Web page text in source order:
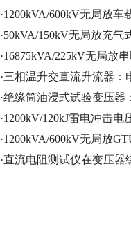
·1200kVA/600kV无局放
·50kVA/150kV无局放充气
·16875kVA/225kV无局放
·三相温升交直流升流器：
·绝缘筒油浸式试验变压器
·1200kV/120kJ雷电冲击
·1200kVA/600kV无局放
·直流电阻测试仪在变压器